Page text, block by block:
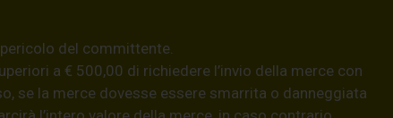
del committente.
a € 500,00 di richiedere l’invio della merce con
se la merce dovesse essere smarrita o danneggiata